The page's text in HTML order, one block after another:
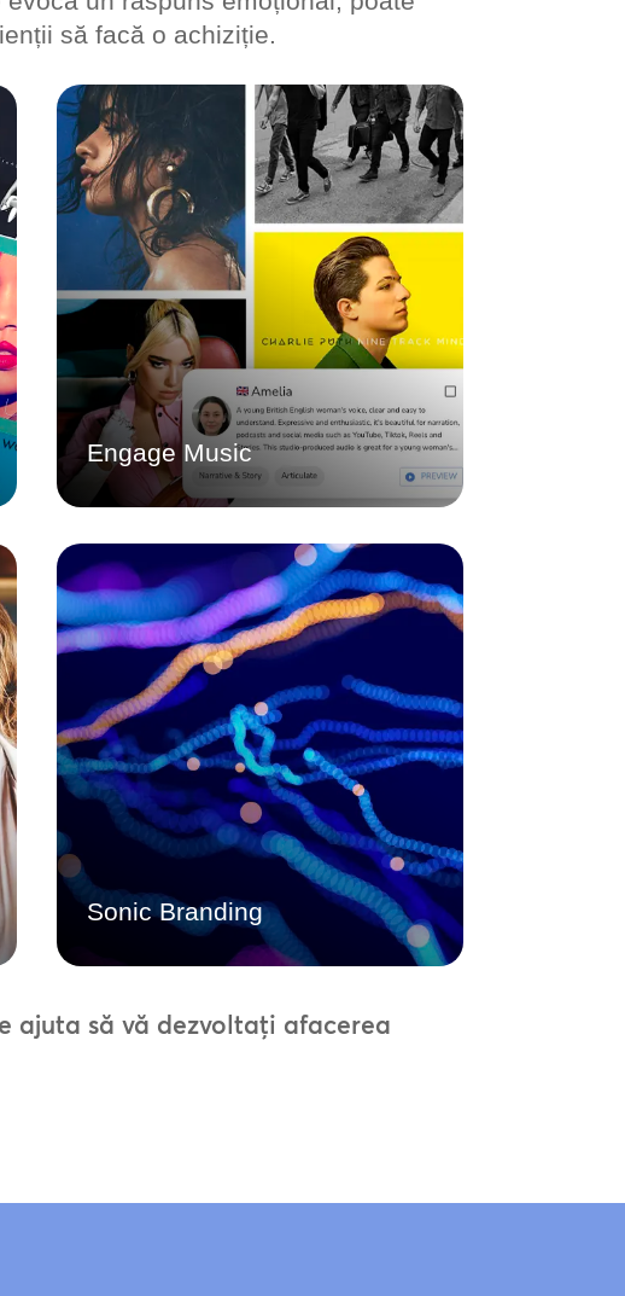
să facă o achiziție.
Engage Music
Engage Music
Îmbunătățiți listele dvs. de redare cu
mesaje audio adaptate mărcii, scrise și
exprimate de AI, pentru a vă atrage
clienții și a evidenția promoțiile. Prin
puterea inteligenței artificiale, vă puteți
actualiza dinamic materialele audio fără
a fi nevoie să investiți în actori sau să
rezervați timp de studio.
Aflați mai multe
Sonic Branding
Sonic Branding
Definește sunetul brandului tău.
Descoperiți cum brandingul sonic poate
crea o identitate consecventă, de la un
logo sonic cu adevărat unic la o
strategie muzicală personalizată pe mai
multe canale.
Aflați mai multe
ajuta să vă dezvoltați afacerea